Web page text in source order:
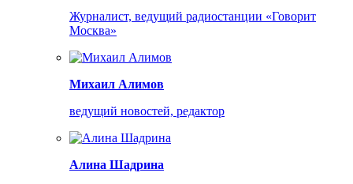
Журналист, ведущий радиостанции «Говорит
Москва»
Михаил Алимов
ведущий новостей, редактор
Алина Шадрина